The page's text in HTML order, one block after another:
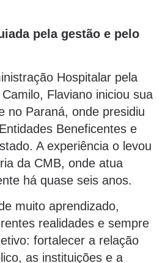
pela gestão e pelo
Hospitalar pela
Flaviano iniciou sua
no Paraná, onde presidiu
Beneficentes e
A experiência o levou
da CMB, onde atua
há quase seis anos.
muito aprendizado,
realidades e sempre
fortalecer a relação
as instituições e a